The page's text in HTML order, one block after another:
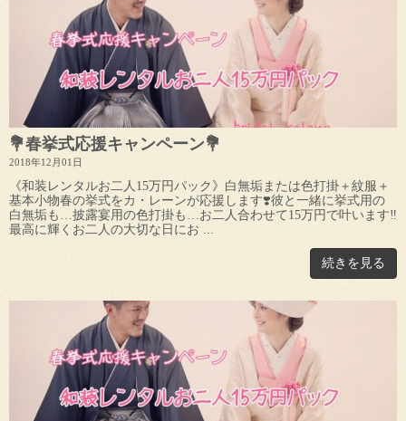
💐春挙式応援キャンペーン💐
2018年12月01日
《和装レンタルお二人15万円パック》白無垢または色打掛＋紋服＋
基本小物春の挙式をカ・レーンが応援します❣️彼と一緒に挙式用の
白無垢も…披露宴用の色打掛も…お二人合わせて15万円で叶います‼︎
最高に輝くお二人の大切な日にお ...
続きを見る